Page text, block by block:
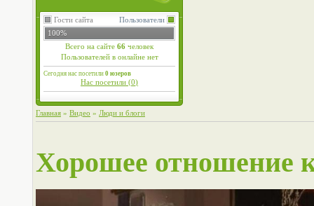
Пользователи
Гости сайта
100%
Всего на сайте 66 человек
Пользователей в онлайне нет
Сегодня нас посетили 0 юзеров
Нас посетили (0)
Главная » Видео » Люди и блоги
Хорошее отношение